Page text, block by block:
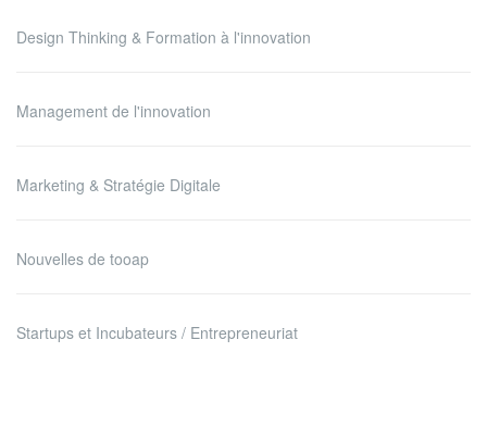
Design Thinking & Formation à l'innovation
Management de l'innovation
Marketing & Stratégie Digitale
Nouvelles de tooap
Startups et Incubateurs / Entrepreneuriat